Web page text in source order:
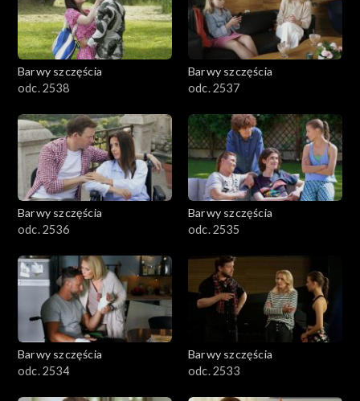
Barwy szczęścia
odc. 2538
Barwy szczęścia
odc. 2537
Barwy szczęścia
odc. 2536
Barwy szczęścia
odc. 2535
Barwy szczęścia
odc. 2534
Barwy szczęścia
odc. 2533